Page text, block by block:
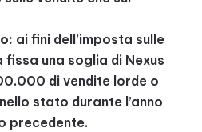
ai fini dell’imposta sulle
fissa una soglia di Nexus
di vendite lorde o
stato durante l’anno
precedente.